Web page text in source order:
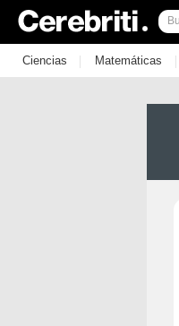
Ciencias | Matemáticas |